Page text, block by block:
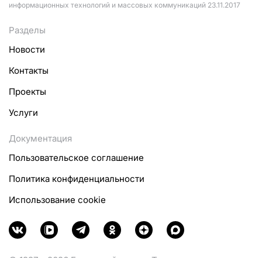
информационных технологий и массовых коммуникаций 23.11.2017
Разделы
Новости
Контакты
Проекты
Услуги
Документация
Пользовательское соглашение
Политика конфиденциальности
Использование cookie